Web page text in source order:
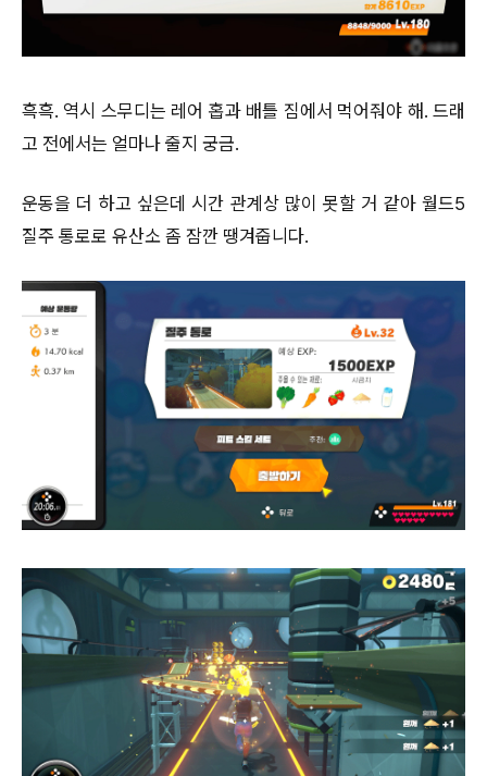
흑흑. 역시 스무디는 레어 홉과 배틀 짐에서 먹어줘야 해. 드래
고 전에서는 얼마나 줄지 궁금.
운동을 더 하고 싶은데 시간 관계상 많이 못할 거 같아 월드5
질주 통로로 유산소 좀 잠깐 땡겨줍니다.